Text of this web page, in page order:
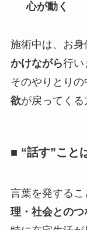
心が動く
施術中は、お
かけながら行い
そのやりとりの
欲が戻ってくる
■ “話す”こと
言葉を発するこ
理・社会とのつ